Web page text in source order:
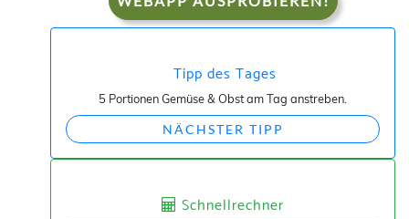
Tipp des Tages
5 Portionen Gemüse & Obst am Tag anstreben.
NÄCHSTER TIPP
Schnellrechner